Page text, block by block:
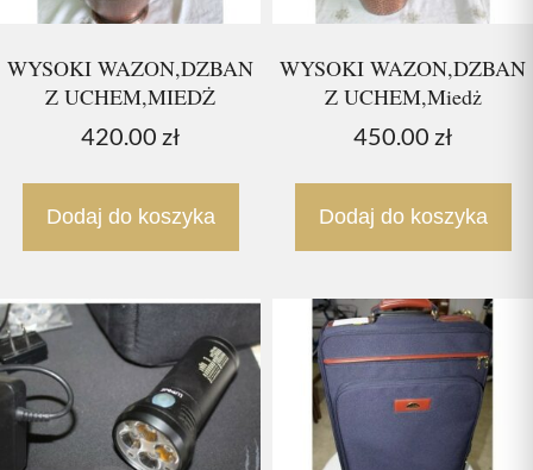
WYSOKI WAZON,DZBAN
Z UCHEM,MIEDŻ
420.00 zł
Dodaj do koszyka
WYSOKI WAZON,DZBAN
Z UCHEM,Miedż
450.00 zł
Dodaj do koszyka